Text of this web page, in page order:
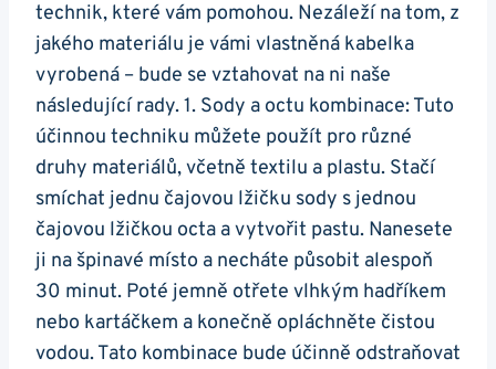
technik, které vám ​pomohou.‌ Nezáleží na tom, z
jakého materiálu je ⁢vámi vlastněná kabelka
vyrobená – bude ⁢se vztahovat na ni naše
následující rady. 1. Sody a octu kombinace:⁢ Tuto
účinnou techniku můžete ​použít pro různé
druhy‍ materiálů,⁣ včetně textilu a ‌plastu. Stačí
smíchat​ jednu čajovou lžičku sody s jednou
čajovou lžičkou octa a vytvořit pastu. Nanesete
⁤ji na špinavé místo a ⁣necháte působit alespoň
30 minut. Poté jemně ⁤otřete vlhkým hadříkem‍
nebo kartáčkem⁣ a⁤ konečně opláchněte ⁣čistou
⁣vodou. Tato ​kombinace ⁢bude účinně odstraňovat